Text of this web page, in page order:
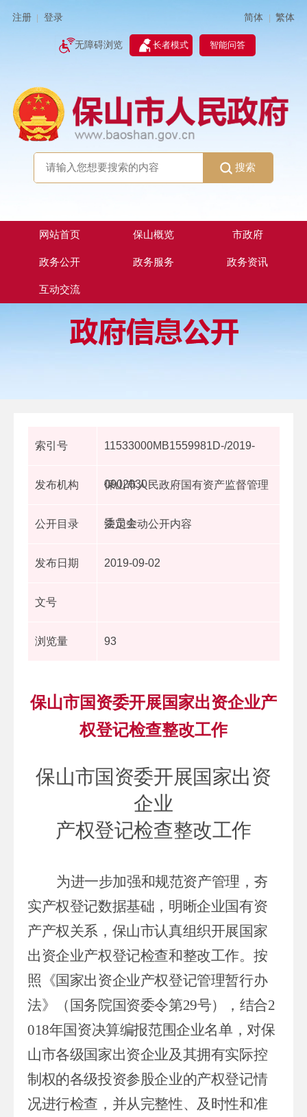
注册 登录 简体 | 繁体
无障碍浏览 长者模式 智能问答
搜索
网站首页 保山概览 市政府
政务公开 政务服务 政务资讯
互动交流
索引号 11533000MB1559981D-/2019-
0902030
发布机构 保山市人民政府国有资产监督管理
委员会
公开目录 法定主动公开内容
发布日期 2019-09-02
文号
浏览量 93
保山市国资委开展国家出资企业产
权登记检查整改工作
保山市国资委开展国家出资
企业
产权登记检查整改工作
为进一步加强和规范资产管理， 夯
实产权登记数据基础， 明晰企业国有资
产产权关系， 保山市认真组织开展国家
出资企业产权登记检查和整改工作。 按
照《国家出资企业产权登记管理暂行办
法》（国务院国资委令第29号） ， 结合2
018年国资决算编报范围企业名单，对保
山市各级国家出资企业及其拥有实际控
制权的各级投资参股企业的产权登记情
况进行检查，并从完整性、及时性和准